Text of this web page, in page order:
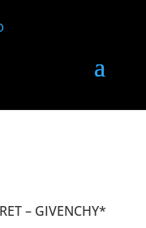
– GIVENCHY*